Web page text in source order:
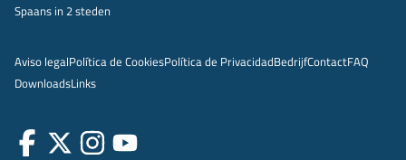
Spaans in 2 steden
Aviso legalPolítica de CookiesPolítica de PrivacidadBedrijfContactFAQ
DownloadsLinks